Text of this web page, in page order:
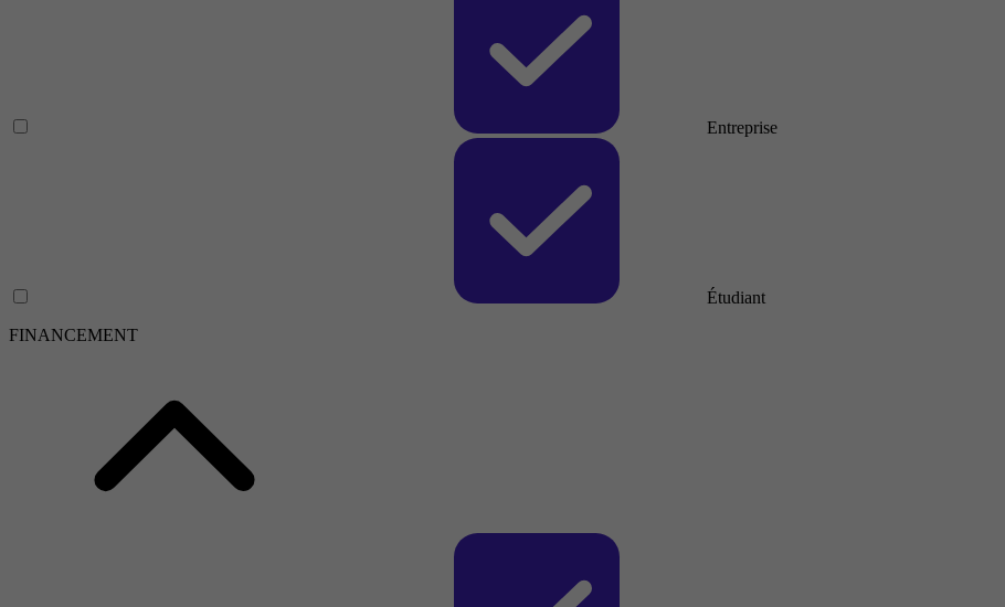
Entreprise
Étudiant
FINANCEMENT